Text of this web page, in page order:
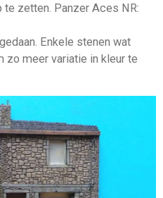
zetten. Panzer Aces NR:
Enkele stenen wat
zo meer variatie in kleur te